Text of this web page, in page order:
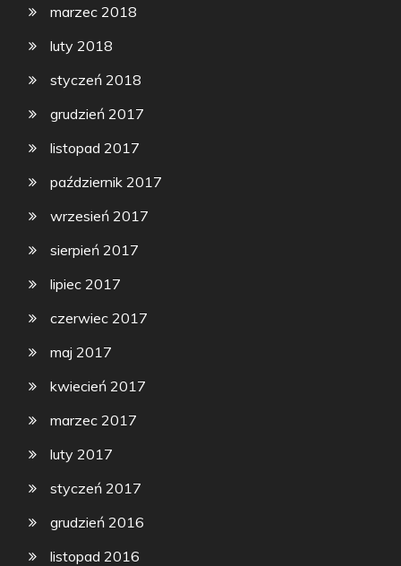
marzec 2018
luty 2018
styczeń 2018
grudzień 2017
listopad 2017
październik 2017
wrzesień 2017
sierpień 2017
lipiec 2017
czerwiec 2017
maj 2017
kwiecień 2017
marzec 2017
luty 2017
styczeń 2017
grudzień 2016
listopad 2016